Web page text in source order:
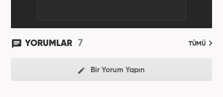
YORUMLAR 7 TÜMÜ
Bir Yorum Yapın